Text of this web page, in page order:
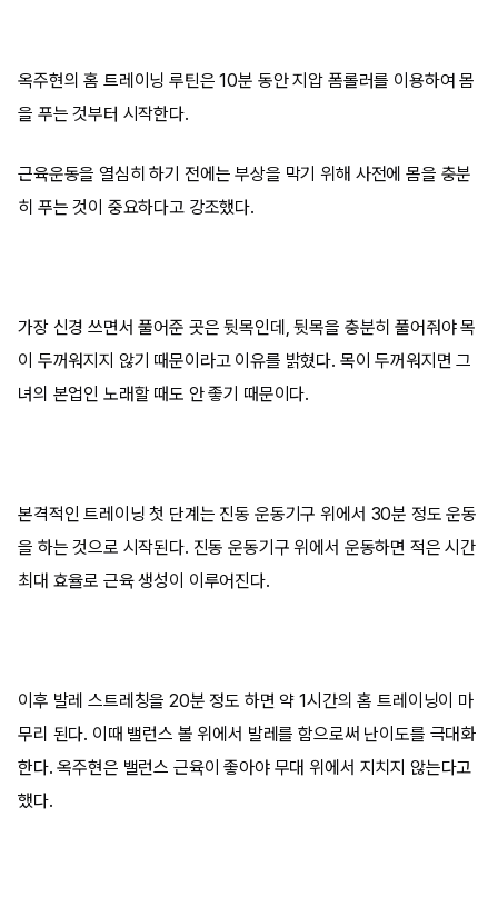
옥주현의 홈 트레이닝 루틴은 10분 동안 지압 폼롤러를 이용하여 몸
을 푸는 것부터 시작한다.
근육운동을 열심히 하기 전에는 부상을 막기 위해 사전에 몸을 충분
히 푸는 것이 중요하다고 강조했다.
가장 신경 쓰면서 풀어준 곳은 뒷목인데, 뒷목을 충분히 풀어줘야 목
이 두꺼워지지 않기 때문이라고 이유를 밝혔다. 목이 두꺼워지면 그
녀의 본업인 노래할 때도 안 좋기 때문이다.
본격적인 트레이닝 첫 단계는 진동 운동기구 위에서 30분 정도 운동
을 하는 것으로 시작된다. 진동 운동기구 위에서 운동하면 적은 시간
최대 효율로 근육 생성이 이루어진다.
이후 발레 스트레칭을 20분 정도 하면 약 1시간의 홈 트레이닝이 마
무리 된다. 이때 밸런스 볼 위에서 발레를 함으로써 난이도를 극대화
한다. 옥주현은 밸런스 근육이 좋아야 무대 위에서 지치지 않는다고
했다.